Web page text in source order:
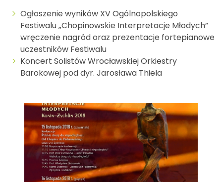
Ogłoszenie wyników XV Ogólnopolskiego
Festiwalu „Chopinowskie Interpretacje Młodych”
wręczenie nagród oraz prezentacje fortepianowe
uczestników Festiwalu
Koncert Solistów Wrocławskiej Orkiestry
Barokowej pod dyr. Jarosława Thiela